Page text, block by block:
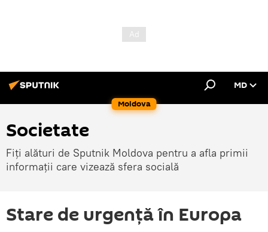
Moldova
MD
Societate
Fiți alături de Sputnik Moldova pentru a afla primii
informații care vizează sfera socială
Stare de urgență în Europa